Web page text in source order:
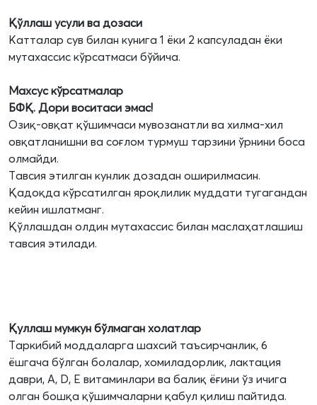
Қўллаш усули ва дозаси
Катталар сув билан кунига 1 ёки 2 капсуладан ёки
мутахассис кўрсатмаси бўйича.
Махсус кўрсатмалар
БФҚ. Дори воситаси эмас!
Озиқ-овқат қўшимчаси мувозанатли ва хилма-хил
овқатланишни ва соғлом турмуш тарзини ўрнини боса
олмайди.
Тавсия этилган кунлик дозадан оширилмасин.
Қадоқда кўрсатилган яроқлилик муддати тугагандан
кейин ишлатманг.
Қўллашдан олдин мутахассис билан маслаҳатлашиш
тавсия этилади.
Қуллаш мумкун бўлмаган холатлар
Таркибий моддаларга шахсий таъсирчанлик, 6
ёшгача бўлган болалар, хомиладорлик, лактация
даври, А, D, Е витаминлари ва балиқ ёғини ўз ичига
олган бошқа қўшимчаларни қабул қилиш пайтида.